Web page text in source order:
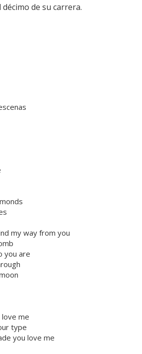
décimo de su carrera.
my way from you
you are
me
type
you love me